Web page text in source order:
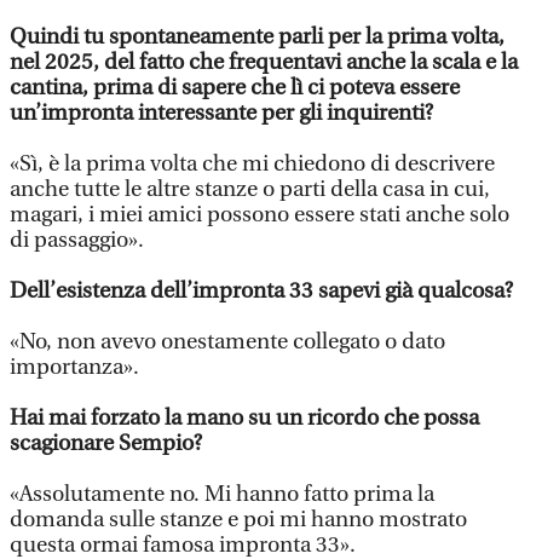
Quindi tu spontaneamente parli per la prima volta,
nel 2025, del fatto che frequentavi anche la scala e la
cantina, prima di sapere che lì ci poteva essere
un’impronta interessante per gli inquirenti?
«Sì, è la prima volta che mi chiedono di descrivere
anche tutte le altre stanze o parti della casa in cui,
magari, i miei amici possono essere stati anche solo
di passaggio».
Dell’esistenza dell’impronta 33 sapevi già qualcosa?
«No, non avevo onestamente collegato o dato
importanza».
Hai mai forzato la mano su un ricordo che possa
scagionare Sempio?
«Assolutamente no. Mi hanno fatto prima la
domanda sulle stanze e poi mi hanno mostrato
questa ormai famosa impronta 33».